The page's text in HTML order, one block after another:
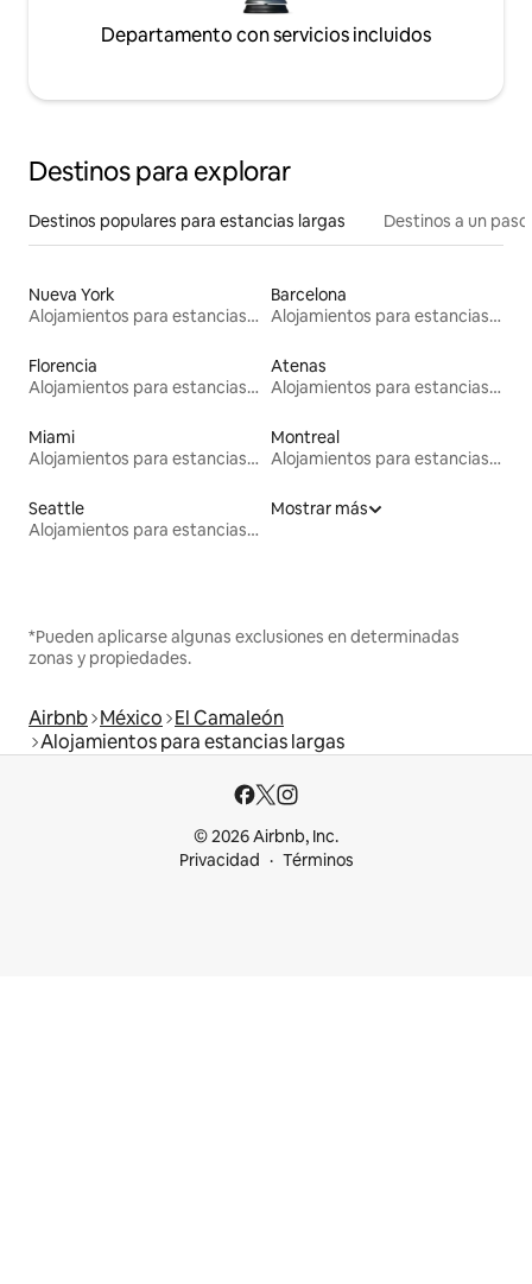
Departamento con servicios incluidos
Destinos para explorar
Destinos populares para estancias largas Destinos a un
Nueva York
Alojamientos para estancias largas
Barcelona
Alojamientos para estancias largas
Florencia
Alojamientos para estancias largas
Atenas
Alojamientos para estancias largas
Miami
Alojamientos para estancias largas
Montreal
Alojamientos para estancias largas
Seattle
Alojamientos para estancias largas
Mostrar más
*Pueden aplicarse algunas exclusiones en determinadas
zonas y propiedades.
Airbnb México El Camaleón
Alojamientos para estancias largas
© 2026 Airbnb, Inc.
Privacidad
Términos